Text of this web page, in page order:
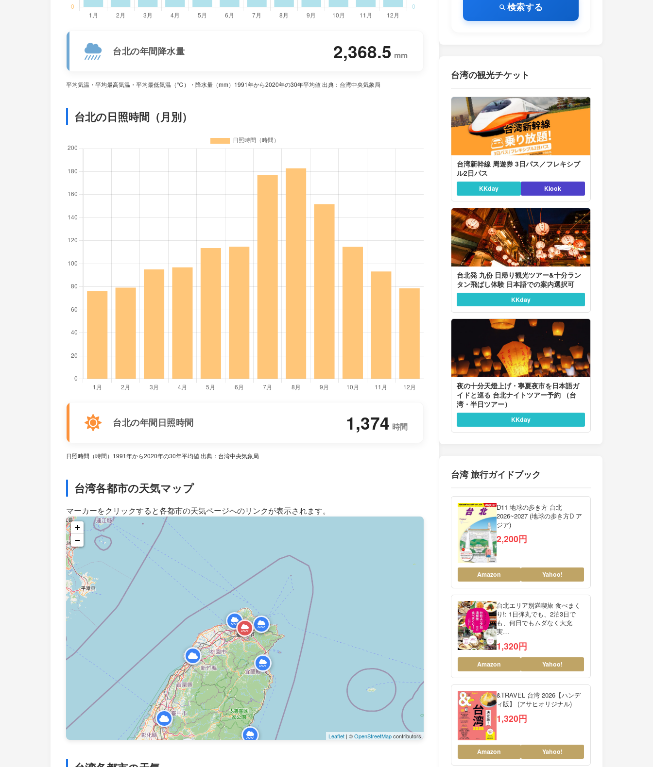
台北の年間降水量 2,368.5 mm
平均気温・平均最高気温・平均最低気温（℃）・降水量（mm）1991年から2020年の30年平均値 出典：台湾中央気象局
台北の日照時間（月別）
台北の年間日照時間 1,374 時間
日照時間（時間）1991年から2020年の30年平均値 出典：台湾中央気象局
台湾各都市の天気マップ
マーカーをクリックすると各都市の天気ページへのリンクが表示されます。
+
−
Leaflet | ©OpenStreetMapcontributors
検索する
台湾の観光チケット
台湾新幹線 周遊券 3日パス／フレキシブ
ル2日パス
KKday Klook
台北発 九份 日帰り観光ツアー&十分ラン
タン飛ばし体験 日本語での案内選択可
KKday
夜の十分天燈上げ・寧夏夜市を日本語ガ
イドと巡る 台北ナイトツアー予約 （台
湾・半日ツアー）
KKday
台湾 旅行ガイドブック
D11 地球の歩き方 台北
2026~2027 (地球の歩き方D ア
ジア)
2,200円
Amazon Yahoo!
台北エリア別満喫旅 食べまく
り!: 1日弾丸でも、2泊3日で
も、何日でもムダなく大充
実…
1,320円
Amazon Yahoo!
&TRAVEL 台湾 2026【ハンデ
ィ版】 (アサヒオリジナル)
1,320円
Amazon Yahoo!